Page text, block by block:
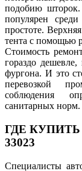
подобию шторок.
популярен среди
простоте.
тента с помощью
Стоимость
гораздо
фургона. И это
перевозкой
соблюдения
санитарных норм.
ГДЕ
33023
Специалисты